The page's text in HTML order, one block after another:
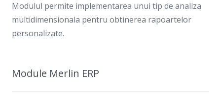
Modulul permite implementarea unui tip de analiza
multidimensionala pentru obtinerea rapoartelor
personalizate.
Module Merlin ERP